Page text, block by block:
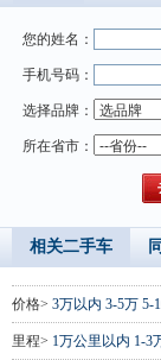
您的姓名：
手机号码：
选择品牌：
所在省市：
相关二手车
价格> 3万以内 3-5万 5-
里程> 1万公里以内 1-3